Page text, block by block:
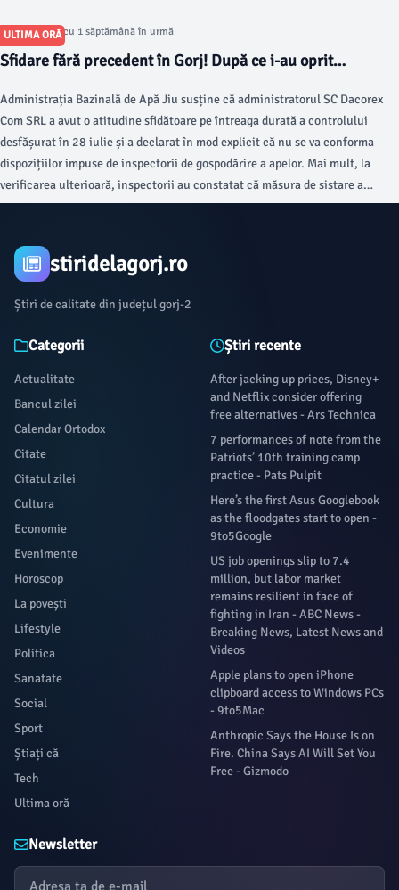
ULTIMA ORĂ
Articol postat cu 1 săptămână în urmă
Sfidare fără precedent în Gorj! După ce i-au oprit
conformează. A urmat o nouă amendă COLOSALĂ
Administrația Bazinală de Apă Jiu susține că administratorul SC Dacorex
Com SRL a avut o atitudine sfidătoare pe întreaga durată a controlului
desfășurat în 28 iulie și a declarat în mod explicit că nu se va conforma
dispozițiilor impuse de inspectorii de gospodărire a apelor. Mai mult, la
verificarea ulterioară, inspectorii au constatat că măsura de sistare a
activității nu a fost respectată.
stiridelagorj.ro
Știri de calitate din județul gorj-2
Categorii
Actualitate
Bancul zilei
Calendar Ortodox
Citate
Citatul zilei
Cultura
Economie
Evenimente
Horoscop
La povești
Lifestyle
Politica
Sanatate
Social
Sport
Știați că
Tech
Ultima oră
Știri recente
After jacking up prices, Disney+
and Netflix consider offering
free alternatives - Ars Technica
7 performances of note from the
Patriots’ 10th training camp
practice - Pats Pulpit
Here’s the first Asus Googlebook
as the floodgates start to open -
9to5Google
US job openings slip to 7.4
million, but labor market
remains resilient in face of
fighting in Iran - ABC News -
Breaking News, Latest News and
Videos
Apple plans to open iPhone
clipboard access to Windows PCs
- 9to5Mac
Anthropic Says the House Is on
Fire. China Says AI Will Set You
Free - Gizmodo
Newsletter